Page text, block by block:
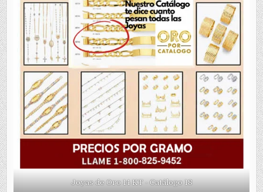
Joyas de Oro 14 KT - Catálogo 18